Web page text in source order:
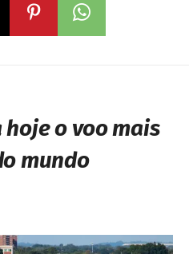
o voo mais
mundo